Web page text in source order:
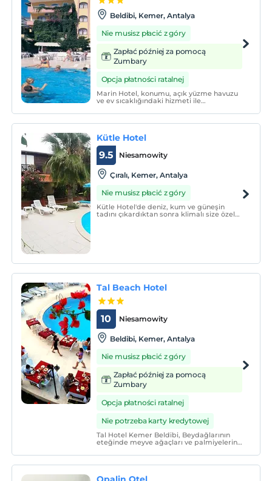
Beldibi, Kemer, Antalya
Nie musisz płacić z góry
Zapłać później za pomocą
Zumbary
Opcja płatności ratalnej
Marin Hotel, konumu, açık yüzme havuzu
ve ev sıcaklığındaki hizmeti ile
sunmaktadır.
Kütle Hotel
Niesamowity
9.5
Çıralı, Kemer, Antalya
Nie musisz płacić z góry
Kütle Hotel'de deniz, kum ve güneşin
tadını çıkardıktan sonra klimalı size özel
Tal Beach Hotel
Niesamowity
10
Beldibi, Kemer, Antalya
Nie musisz płacić z góry
Zapłać później za pomocą
Zumbary
Opcja płatności ratalnej
Nie potrzeba karty kredytowej
Tal Hotel Kemer Beldibi, Beydağlarının
eteğinde meyve ağaçları ve palmiyelerin
konumu, konforu, konukseverliği ve kaliteli
hizmet anlayışı ile siz misafirlerimize